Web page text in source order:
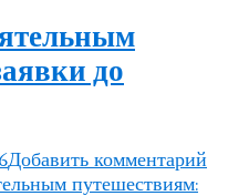
до
Добавить комментарий
путешествиям: